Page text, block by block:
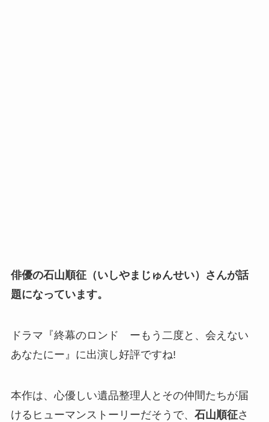
俳優の石山順征（いしやまじゅんせい）さんが話
題になっています。
ドラマ『終幕のロンド ーもう二度と、会えない
あなたにー』に出演し好評ですね!
本作は、心優しい遺品整理人とその仲間たちが届
けるヒューマンストーリーだそうで、 石山順征さ